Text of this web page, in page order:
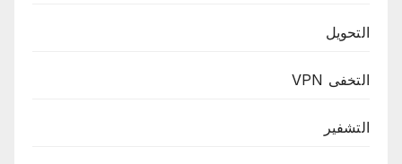
التحويل
التخفى VPN
التشفير